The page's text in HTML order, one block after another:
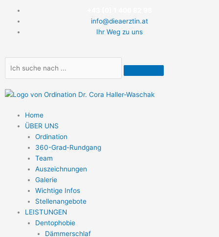
info@dieaerztin.at
Ihr Weg zu uns
Home
ÜBER UNS
Ordination
360-Grad-Rundgang
Team
Auszeichnungen
Galerie
Wichtige Infos
Stellenangebote
LEISTUNGEN
Dentophobie
Dämmerschlaf